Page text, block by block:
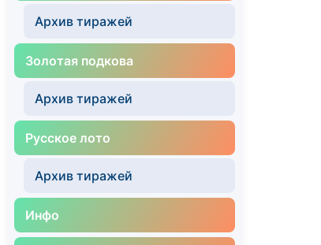
Архив тиражей
Золотая подкова
Архив тиражей
Русское лото
Архив тиражей
Инфо